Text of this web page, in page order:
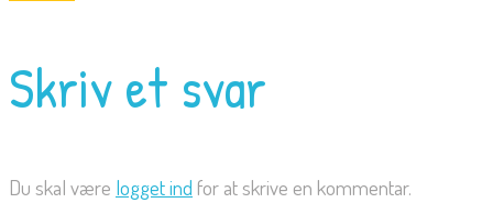
Skriv et svar
Du skal være logget ind for at skrive en kommentar.